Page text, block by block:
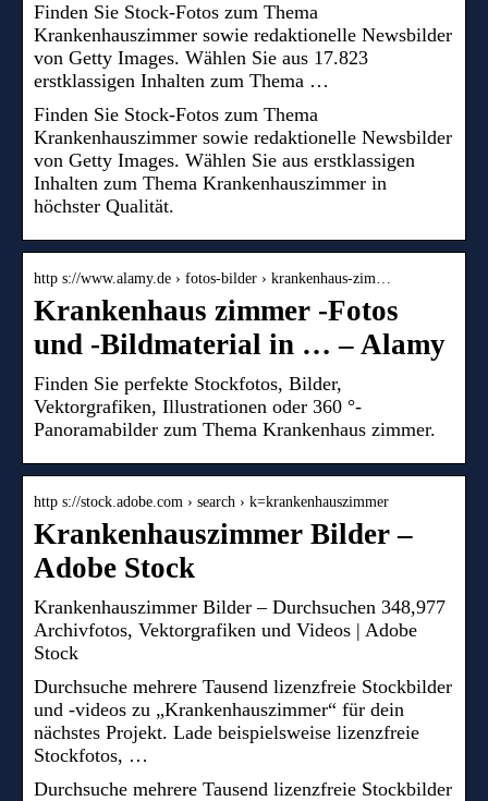
Finden Sie Stock-Fotos zum Thema
Krankenhauszimmer sowie redaktionelle Newsbilder
von Getty Images. Wählen Sie aus 17.823
erstklassigen Inhalten zum Thema …
Finden Sie Stock-Fotos zum Thema
Krankenhauszimmer sowie redaktionelle Newsbilder
von Getty Images. Wählen Sie aus erstklassigen
Inhalten zum Thema Krankenhauszimmer in
höchster Qualität.
http s://www.alamy.de › fotos-bilder › krankenhaus-zim…
Krankenhaus zimmer -Fotos
und -Bildmaterial in … – Alamy
Finden Sie perfekte Stockfotos, Bilder,
Vektorgrafiken, Illustrationen oder 360 °-
Panoramabilder zum Thema Krankenhaus zimmer.
http s://stock.adobe.com › search › k=krankenhauszimmer
Krankenhauszimmer Bilder –
Adobe Stock
Krankenhauszimmer Bilder – Durchsuchen 348,977
Archivfotos, Vektorgrafiken und Videos | Adobe
Stock
Durchsuche mehrere Tausend lizenzfreie Stockbilder
und -videos zu „Krankenhauszimmer“ für dein
nächstes Projekt. Lade beispielsweise lizenzfreie
Stockfotos, …
Durchsuche mehrere Tausend lizenzfreie Stockbilder